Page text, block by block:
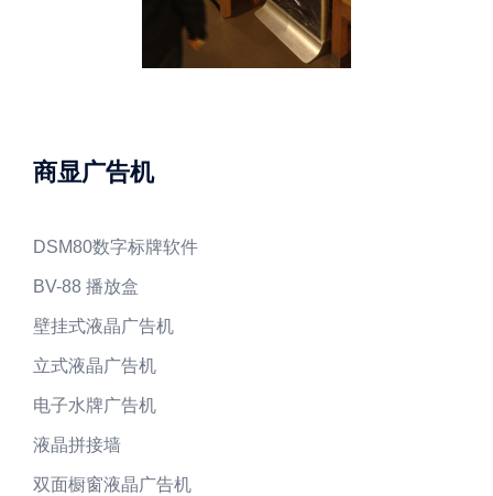
商显广告机
DSM80数字标牌软件
BV-88 播放盒
壁挂式液晶广告机
立式液晶广告机
电子水牌广告机
液晶拼接墙
双面橱窗液晶广告机